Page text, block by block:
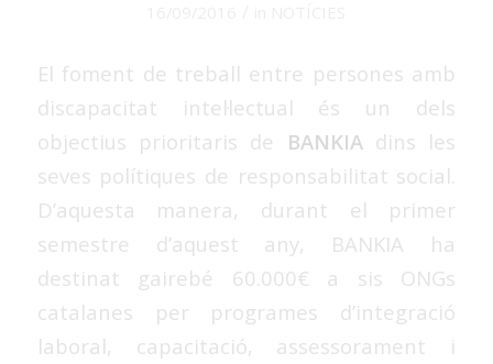
El foment de treball entre persones amb
discapacitat intel·lectual és un dels
objectius prioritaris de BANKIA dins les
seves polítiques de responsabilitat social.
D’aquesta manera, durant el primer
semestre d’aquest any, BANKIA ha
destinat gairebé 60.000€ a sis ONGs
catalanes per programes d’integració
laboral, capacitació, assessorament i